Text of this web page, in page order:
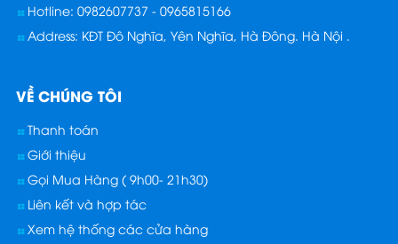
Hotline: 0982607737 - 0965815166
Address: KĐT Đô Nghĩa, Yên Nghĩa, Hà Đông. Hà Nội .
VỀ CHÚNG TÔI
Thanh toán
Giới thiệu
Gọi Mua Hàng ( 9h00- 21h30)
Liên kết và hợp tác
Xem hệ thống các cửa hàng